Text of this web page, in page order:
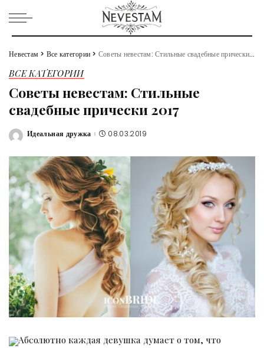
Невестам > Все категории > Советы невестам: Стильные свадебные прически 2017
ВСЕ КАТЕГОРИИ
Советы невестам: Стильные
свадебные прически 2017
Posted
Идеальная дружка 08.03.2019
Абсолютно каждая девушка думает о том, что